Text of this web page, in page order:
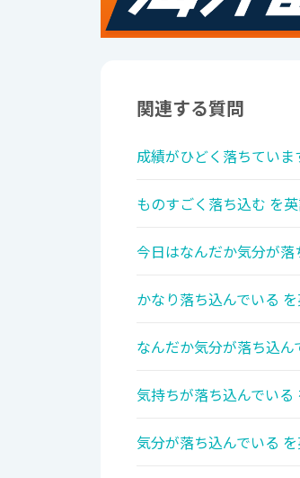
関連する質問
成績がひどく落ちてい
ものすごく落ち込む を
今日はなんだか気分が
かなり落ち込んでいる
なんだか気分が落ち込
気持ちが落ち込んでいる
気分が落ち込んでいる